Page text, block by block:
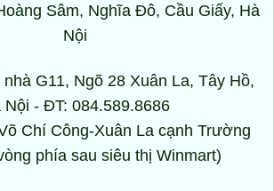
Sâm, Nghĩa Đô, Cầu Giấy, Hà
Nội
G11, Ngõ 28 Xuân La, Tây Hồ,
Nội - ĐT: 084.589.8686
Chí Công-Xuân La cạnh Trường
phía sau siêu thị Winmart)